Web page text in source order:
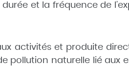
et la fréquence de
activités et produite
pollution naturelle lié aux